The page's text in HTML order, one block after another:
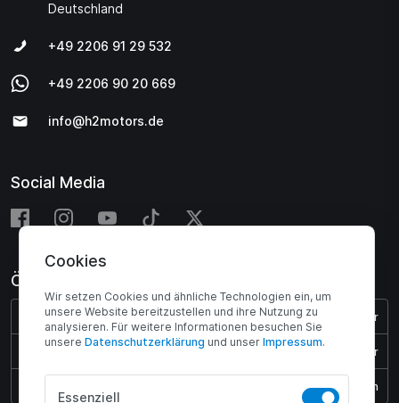
Deutschland
+49 2206 91 29 532
+49 2206 90 20 669
info@h2motors.de
Social Media
Öffnungszeiten
Montag - Donnerstag: 08:00 - 17:00 Uhr
08:00 - 15:45 Uhr
Geschlossen
Cookies
Wir setzen Cookies und ähnliche Technologien ein, um
unsere Website bereitzustellen und ihre Nutzung zu
analysieren. Für weitere Informationen besuchen Sie
unsere Daten­schutz­erklärung und unser Impressum.
Essenziell